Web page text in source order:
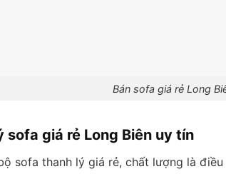
Bán sofa giá rẻ Long
sofa giá rẻ Long Biên uy tín
sofa thanh lý giá rẻ, chất lượng là